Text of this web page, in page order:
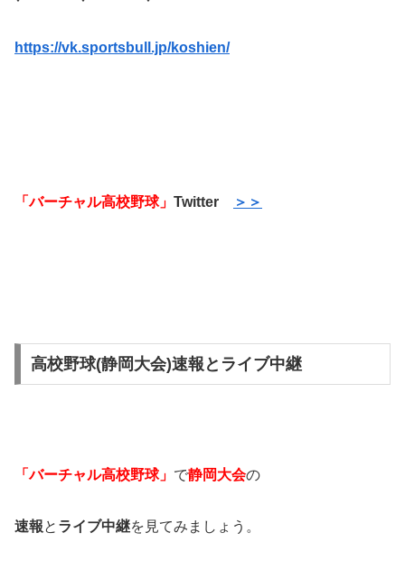
https://vk.sportsbull.jp/koshien/
「バーチャル高校野球」 Twitter ＞＞
高校野球(静岡大会)速報とライブ中継
「バーチャル高校野球」 で静岡大会の
速報と ライブ中継を見てみましょう。